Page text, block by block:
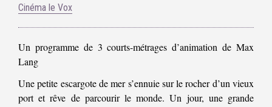
Cinéma le Vox
Un programme de 3 courts-métrages d’animation de Max
Lang
Une petite escargote de mer s’ennuie sur le rocher d’un vieux
port et rêve de parcourir le monde. Un jour, une grande